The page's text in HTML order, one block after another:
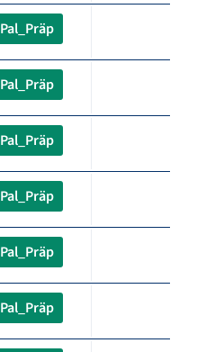
Pal_Präp
Pal_Präp
Pal_Präp
Pal_Präp
Pal_Präp
Pal_Präp